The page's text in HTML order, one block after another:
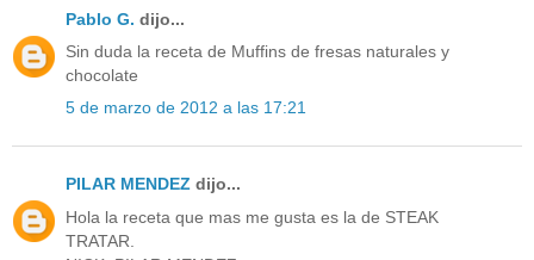
Pablo G. dijo...
Sin duda la receta de Muffins de fresas naturales y
chocolate
5 de marzo de 2012 a las 17:21
PILAR MENDEZ dijo...
Hola la receta que mas me gusta es la de STEAK
TRATAR.